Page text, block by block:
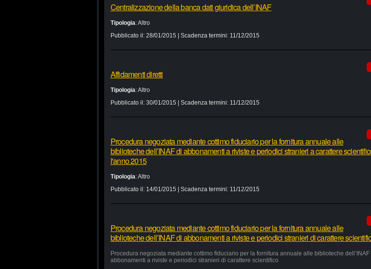
Centralizzazione della banca dati giuridica dell’INAF
Tipologia:Altro
Pubblicato il: 28/01/2015 | Scadenza termini: 11/12/2015
Affidamenti diretti
Tipologia:Altro
Pubblicato il: 30/01/2015 | Scadenza termini: 11/12/2015
Procedura negoziata mediante cottimo fiduciario per la fornitura annuale alle
biblioteche dell’INAF di abbonamenti a riviste e periodici stranieri a carattere
l'anno 2015
Tipologia:Altro
Pubblicato il: 14/01/2015 | Scadenza termini: 11/12/2015
Procedura negoziata mediante cottimo fiduciario per la fornitura annuale alle
biblioteche dell’INAF di abbonamenti a riviste e periodici stranieri di carattere
Procedura negoziata mediante cottimo fiduciario per la fornitura annuale alle biblioteche dell’INAF
abbonamenti a riviste e periodici stranieri di carattere scientifico